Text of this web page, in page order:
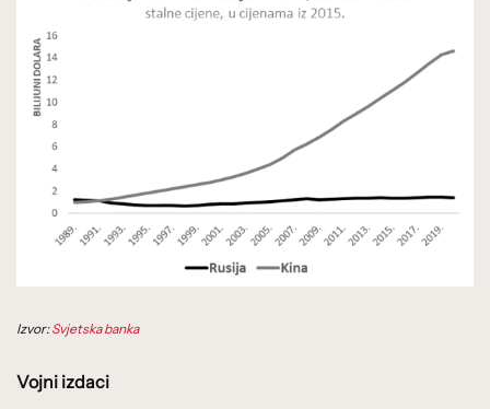
Izvor:Svjetska banka
Vojni izdaci